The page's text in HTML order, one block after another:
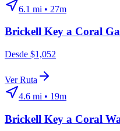
6.1 mi • 27m
Brickell Key a Coral
Desde $1,052
Ver Ruta
4.6 mi • 19m
Brickell Key a Coral